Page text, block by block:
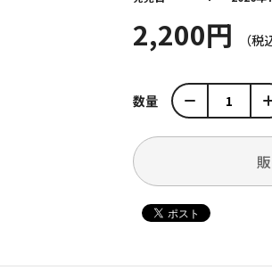
2,200円
数量